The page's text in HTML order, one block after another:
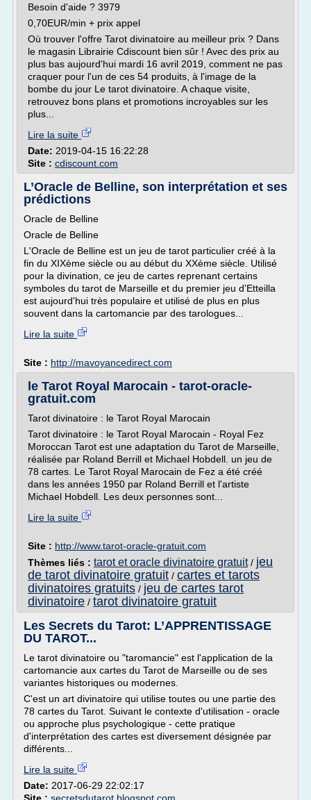
Besoin d'aide ? 3979
0,70EUR/min + prix appel
Où trouver l'offre Tarot divinatoire au meilleur prix ? Dans
le magasin Librairie Cdiscount bien sûr ! Avec des prix au
plus bas aujourd'hui mardi 16 avril 2019, comment ne pas
craquer pour l'un de ces 54 produits, à l'image de la
bombe du jour Le tarot divinatoire. A chaque visite,
retrouvez bons plans et promotions incroyables sur les
plus...
Lire la suite
Date: 2019-04-15 16:22:28
Site : cdiscount.com
L’Oracle de Belline, son interprétation et ses
prédictions
Oracle de Belline
Oracle de Belline
L'Oracle de Belline est un jeu de tarot particulier créé à la
fin du XIXème siècle ou au début du XXème siècle. Utilisé
pour la divination, ce jeu de cartes reprenant certains
symboles du tarot de Marseille et du premier jeu d'Etteilla
est aujourd'hui très populaire et utilisé de plus en plus
souvent dans la cartomancie par des tarologues...
Lire la suite
Site : http://mavoyancedirect.com
le Tarot Royal Marocain - tarot-oracle-
gratuit.com
Tarot divinatoire : le Tarot Royal Marocain
Tarot divinatoire : le Tarot Royal Marocain - Royal Fez
Moroccan Tarot est une adaptation du Tarot de Marseille,
réalisée par Roland Berrill et Michael Hobdell. un jeu de
78 cartes. Le Tarot Royal Marocain de Fez a été créé
dans les années 1950 par Roland Berrill et l'artiste
Michael Hobdell. Les deux personnes sont...
Lire la suite
Site : http://www.tarot-oracle-gratuit.com
Thèmes liés : tarot et oracle divinatoire gratuit/ jeu
de tarot divinatoire gratuit / cartes et tarots
divinatoires gratuits / jeu de cartes tarot
divinatoire / tarot divinatoire gratuit
Les Secrets du Tarot: L’APPRENTISSAGE
DU TAROT...
Le tarot divinatoire ou "taromancie" est l'application de la
cartomancie aux cartes du Tarot de Marseille ou de ses
variantes historiques ou modernes.
C'est un art divinatoire qui utilise toutes ou une partie des
78 cartes du Tarot. Suivant le contexte d'utilisation - oracle
ou approche plus psychologique - cette pratique
d'interprétation des cartes est diversement désignée par
différents...
Lire la suite
Date: 2017-06-29 22:02:17